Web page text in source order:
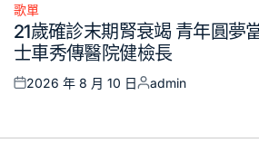
Posted
in
歌單
21歲確診末期腎衰竭 青年圓夢
士車秀傳醫院健檢長
Posted
2026 年 8 月 10 日
Posted
admin